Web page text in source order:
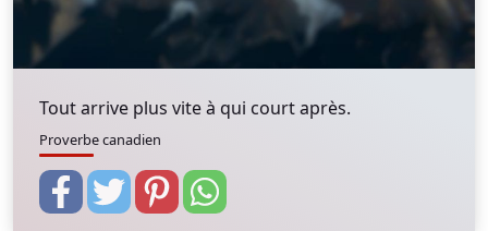
Tout arrive plus vite à qui court après.
Proverbe canadien